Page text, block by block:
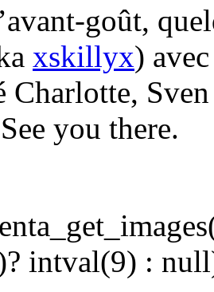
goût,
xskillyx)
Charlotte,
you there.
intval(9) :